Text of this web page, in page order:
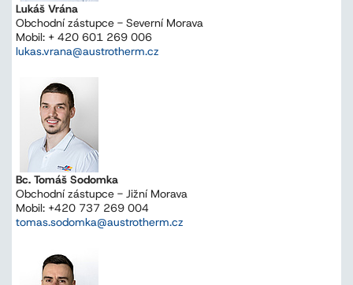
Lukáš Vrána
Obchodní zástupce - Severní Morava
Mobil: + 420 601 269 006
lukas.vrana@austrotherm.cz
Bc. Tomáš Sodomka
Obchodní zástupce - Jižní Morava
Mobil: +420 737 269 004
tomas.sodomka@austrotherm.cz